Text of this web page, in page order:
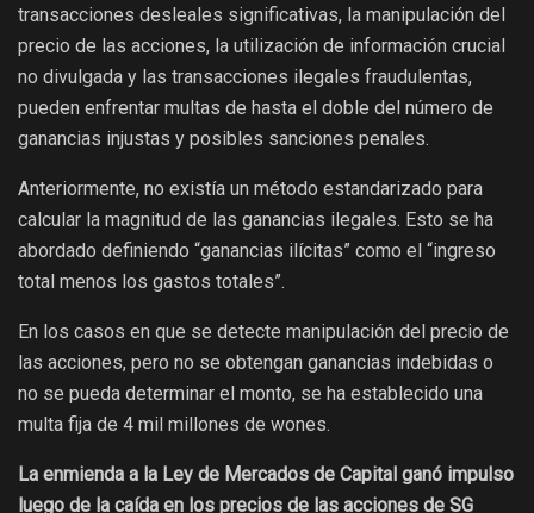
transacciones desleales significativas, la manipulación del
precio de las acciones, la utilización de información crucial
no divulgada y las transacciones ilegales fraudulentas,
pueden enfrentar multas de hasta el doble del número de
ganancias injustas y posibles sanciones penales.
Anteriormente, no existía un método estandarizado para
calcular la magnitud de las ganancias ilegales. Esto se ha
abordado definiendo “ganancias ilícitas” como el “ingreso
total menos los gastos totales”.
En los casos en que se detecte manipulación del precio de
las acciones, pero no se obtengan ganancias indebidas o
no se pueda determinar el monto, se ha establecido una
multa fija de 4 mil millones de wones.
La enmienda a la Ley de Mercados de Capital ganó impulso
luego de la caída en los precios de las acciones de SG